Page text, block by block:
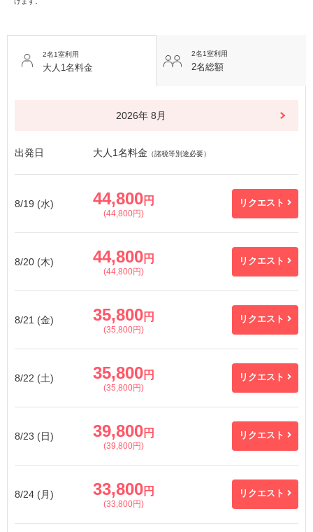
2名1室利用
大人1名料金
2名1室利用
2名総額
2026年 8月
出発日 大人1名料金 （諸税等別途必要）
8/19 (水) 44,800円
(44,800円)
リクエスト
8/20 (木) 44,800円
(44,800円)
リクエスト
8/21 (金) 35,800円
(35,800円)
リクエスト
8/22 (土) 35,800円
(35,800円)
リクエスト
8/23 (日) 39,800円
(39,800円)
リクエスト
8/24 (月) 33,800円
(33,800円)
リクエスト